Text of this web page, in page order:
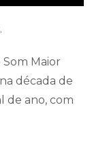
Maior
década de
de ano, com